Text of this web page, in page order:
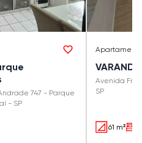
747 - Parque
- SP
Avenida
SP
61 m²